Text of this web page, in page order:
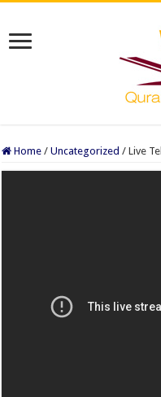
Home / Uncategorized / Live